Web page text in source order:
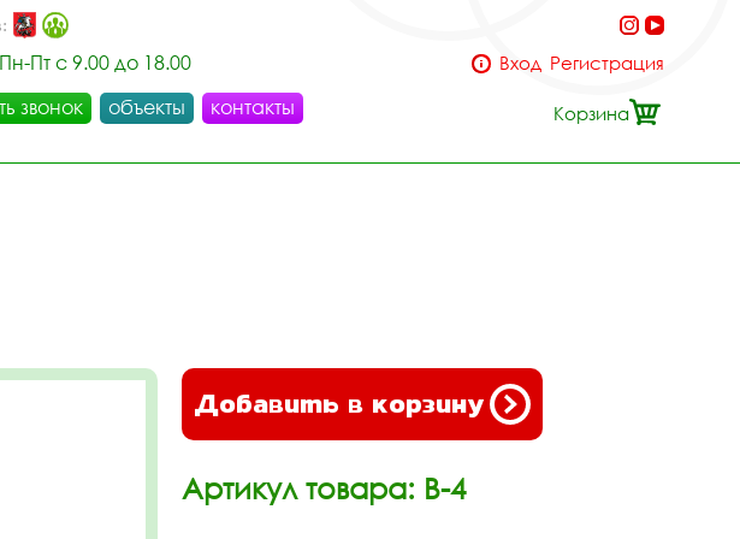
Пн-Пт с 9.00 до 18.00
звонок объекты контакты
Вход Регистрация
Корзина
Добавить в корзину
Артикул товара: В-4